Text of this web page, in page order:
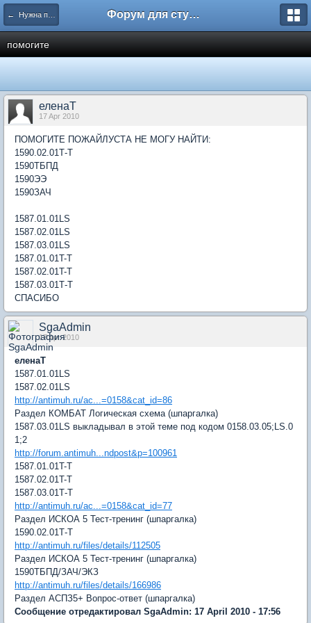
← Нужна помощь Форум для студента СГА
помогите
еленаТ
17 Apr 2010
ПОМОГИТЕ ПОЖАЙЛУСТА НЕ МОГУ НАЙТИ:
1590.02.01Т-Т
1590ТБПД
1590ЭЭ
1590ЗАЧ
1587.01.01LS
1587.02.01LS
1587.03.01LS
1587.01.01T-T
1587.02.01T-T
1587.03.01Т-Т
СПАСИБО
SgaAdmin
17 Apr 2010
еленаТ
1587.01.01LS
1587.02.01LS
http://antimuh.ru/ac...=0158&cat_id=86
Раздел КОМБАТ Логическая схема (шпаргалка)
1587.03.01LS выкладывал в этой теме под кодом 0158.03.05;LS.0
1;2
http://forum.antimuh...ndpost&p=100961
1587.01.01T-T
1587.02.01T-T
1587.03.01Т-Т
http://antimuh.ru/ac...=0158&cat_id=77
Раздел ИСКОА 5 Тест-тренинг (шпаргалка)
1590.02.01Т-Т
http://antimuh.ru/files/details/112505
Раздел ИСКОА 5 Тест-тренинг (шпаргалка)
1590ТБПД/ЗАЧ/ЭКЗ
http://antimuh.ru/files/details/166986
Раздел АСПЗ5+ Вопрос-ответ (шпаргалка)
Сообщение отредактировал SgaAdmin: 17 April 2010 - 17:56